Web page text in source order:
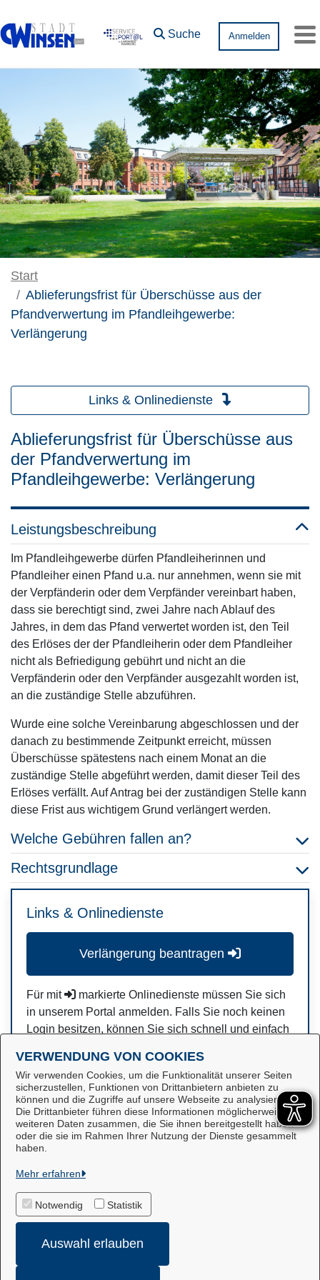
Suche
Anmelden
Start
Ablieferungsfrist für Überschüsse aus der
Pfandverwertung im Pfandleihgewerbe:
Verlängerung
Links & Onlinedienste
Ablieferungsfrist für Überschüsse aus
der Pfandverwertung im
Pfandleihgewerbe: Verlängerung
Leistungsbeschreibung
Im Pfandleihgewerbe dürfen Pfandleiherinnen und
Pfandleiher einen Pfand u.a. nur annehmen, wenn sie mit
der Verpfänderin oder dem Verpfänder vereinbart haben,
dass sie berechtigt sind, zwei Jahre nach Ablauf des
Jahres, in dem das Pfand verwertet worden ist, den Teil
des Erlöses der der Pfandleiherin oder dem Pfandleiher
nicht als Befriedigung gebührt und nicht an die
Verpfänderin oder den Verpfänder ausgezahlt worden ist,
an die zuständige Stelle abzuführen.
Wurde eine solche Vereinbarung abgeschlossen und der
danach zu bestimmende Zeitpunkt erreicht, müssen
Überschüsse spätestens nach einem Monat an die
zuständige Stelle abgeführt werden, damit dieser Teil des
Erlöses verfällt. Auf Antrag bei der zuständigen Stelle kann
diese Frist aus wichtigem Grund verlängert werden.
Welche Gebühren fallen an?
Rechtsgrundlage
Links & Onlinedienste
Verlängerung beantragen
Für mit
markierte Onlinedienste müssen Sie sich
in unserem Portal anmelden. Falls Sie noch keinen
Login besitzen, können Sie sich schnell und einfach
Stadt Winsen
Alle Rechte vorbehalten
Impressum
VERWENDUNG VON COOKIES
Wir verwenden Cookies, um die Funktionalität unserer Seiten
sicherzustellen, Funktionen von Drittanbietern anbieten zu
können und die Zugriffe auf unsere Webseite zu analysieren.
Die Drittanbieter führen diese Informationen möglicherweise mit
weiteren Daten zusammen, die Sie ihnen bereitgestellt haben
oder die sie im Rahmen Ihrer Nutzung der Dienste gesammelt
haben.
Mehr erfahren
Notwendig Statistik
Auswahl erlauben